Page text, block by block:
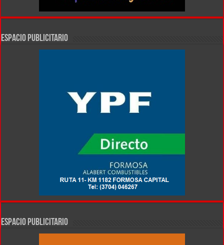
ESPACIO PUBLICITARIO
ESPACIO PUBLICITARIO